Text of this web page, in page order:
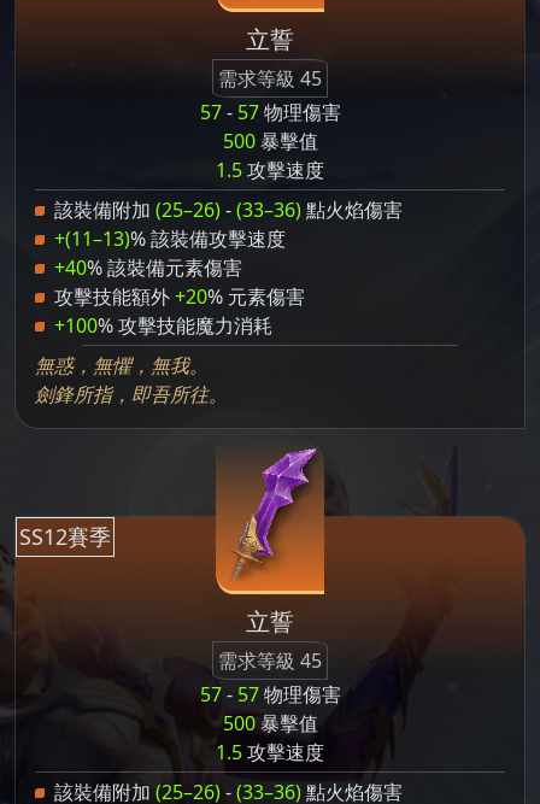
立誓
需求等級 45
57- 57物理傷害
500暴擊值
1.5攻擊速度
該裝備附加 (25–26)-(33–36)點火焰傷害
+(11–13)% 該裝備攻擊速度
+40% 該裝備元素傷害
攻擊技能額外+20% 元素傷害
+100% 攻擊技能魔力消耗
無惑，無懼，無我。
劍鋒所指，即吾所往。
SS12賽季
立誓
需求等級 45
57- 57物理傷害
500暴擊值
1.5攻擊速度
該裝備附加 (25–26)-(33–36)點火焰傷害